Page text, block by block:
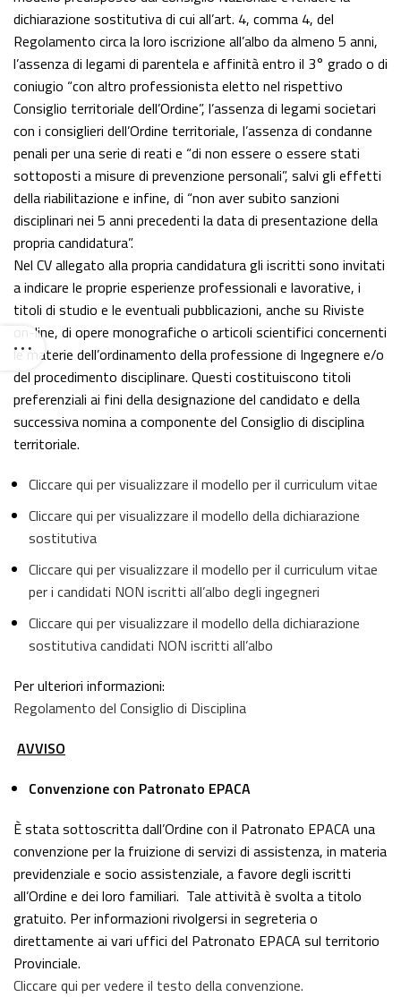
dichiarazione sostitutiva di cui all’art. 4, comma 4, del
Regolamento circa la loro iscrizione all’albo da almeno 5 anni,
l’assenza di legami di parentela e affinità entro il 3° grado o di
coniugio “con altro professionista eletto nel rispettivo
Consiglio territoriale dell’Ordine”, l’assenza di legami societari
con i consiglieri dell’Ordine territoriale, l’assenza di condanne
penali per una serie di reati e “di non essere o essere stati
sottoposti a misure di prevenzione personali”, salvi gli effetti
della riabilitazione e infine, di “non aver subito sanzioni
disciplinari nei 5 anni precedenti la data di presentazione della
propria candidatura”.
Nel CV allegato alla propria candidatura gli iscritti sono invitati
a indicare le proprie esperienze professionali e lavorative, i
titoli di studio e le eventuali pubblicazioni, anche su Riviste
on-line, di opere monografiche o articoli scientifici concernenti
le materie dell’ordinamento della professione di Ingegnere e/o
del procedimento disciplinare. Questi costituiscono titoli
preferenziali ai fini della designazione del candidato e della
successiva nomina a componente del Consiglio di disciplina
territoriale.
Cliccare qui per visualizzare il modello per il curriculum vitae
Cliccare qui per visualizzare il modello della dichiarazione
sostitutiva
Cliccare qui per visualizzare il modello per il curriculum vitae
per i candidati NON iscritti all’albo degli ingegneri
Cliccare qui per visualizzare il modello della dichiarazione
sostitutiva candidati NON iscritti all’albo
Per ulteriori informazioni:
Regolamento del Consiglio di Disciplina
AVVISO
Convenzione con Patronato EPACA
È stata sottoscritta dall’Ordine con il Patronato EPACA una
convenzione per la fruizione di servizi di assistenza, in materia
previdenziale e socio assistenziale, a favore degli iscritti
all’Ordine e dei loro familiari. Tale attività è svolta a titolo
gratuito. Per informazioni rivolgersi in segreteria o
direttamente ai vari uffici del Patronato EPACA sul territorio
Provinciale.
Cliccare qui per vedere il testo della convenzione.